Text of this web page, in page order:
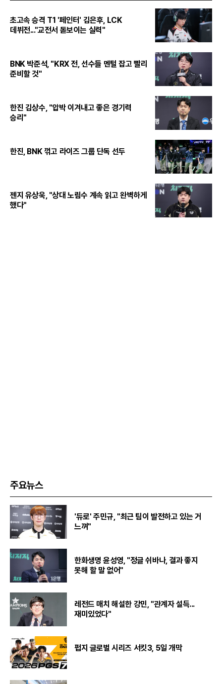
초고속 승격 T1 '페인터' 김은후, LCK
데뷔전..."교전서 돋보이는 실력"
BNK 박준석, "KRX 전, 선수들 멘털 잡고 빨리
준비할 것"
한진 김상수, "압박 이겨내고 좋은 경기력
승리"
한진, BNK 꺾고 라이즈 그룹 단독 선두
젠지 유상욱, "상대 노림수 계속 읽고 완벽하게
했다"
주요뉴스
'듀로' 주민규, "최근 팀이 발전하고 있는 거
느껴"
한화생명 윤성영, "정글 쉬바나, 결과 좋지
못해 할 말 없어"
레전드 매치 해설한 강민, "관계자 설득...
재미있었다"
펍지 글로벌 시리즈 서킷3, 5일 개막